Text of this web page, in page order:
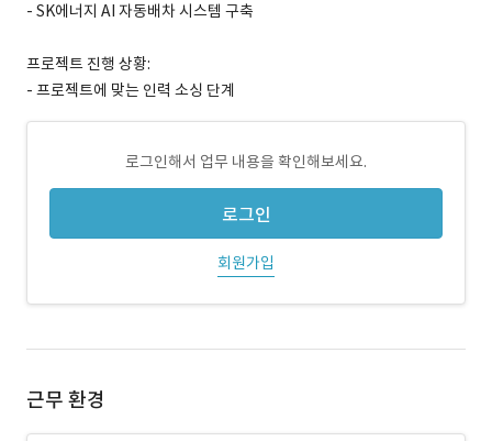
- SK에너지 AI 자동배차 시스템 구축
프로젝트 진행 상황:
- 프로젝트에 맞는 인력 소싱 단계
로그인해서 업무 내용을 확인해보세요.
로그인
회원가입
근무 환경